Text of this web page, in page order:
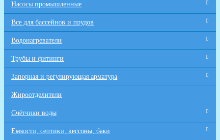
Насосы промышленные
Все для бaссейнов и прудов
Водонагреватели
Трубы и фитинги
Запорная и регулирующая арматура
Жироотделители
Счётчики воды
Емкости, септики, кессоны, баки